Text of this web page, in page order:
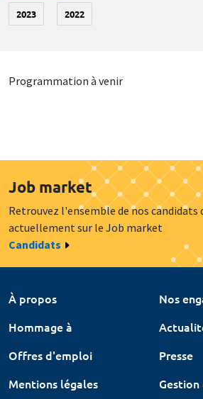
2023 2022
Programmation à venir
Job market
Retrouvez l'ensemble de nos candidats
actuellement sur le Job market
Candidats
À propos
Nos
Hommage à
Offres d'emploi
Presse
Mentions légales
Gestion